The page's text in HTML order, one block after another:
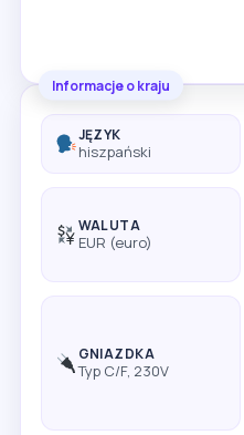
Informacje o kraju
JĘZYK
hiszpański
WALUTA
EUR (euro)
GNIAZDKA
Typ C/F, 230V